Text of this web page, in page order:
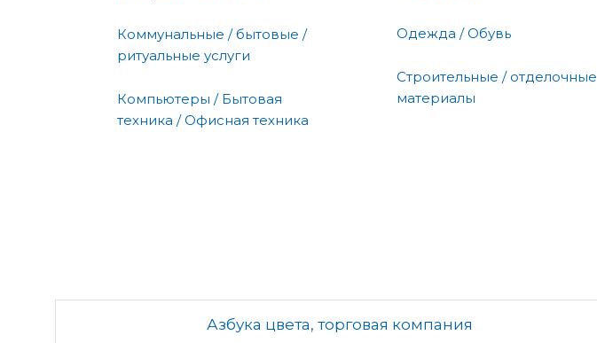
Коммунальные / бытовые /
ритуальные услуги
Компьютеры / Бытовая
техника / Офисная техника
Одежда / Обувь
Строительные / отделочные
материалы
Азбука цвета, торговая компания